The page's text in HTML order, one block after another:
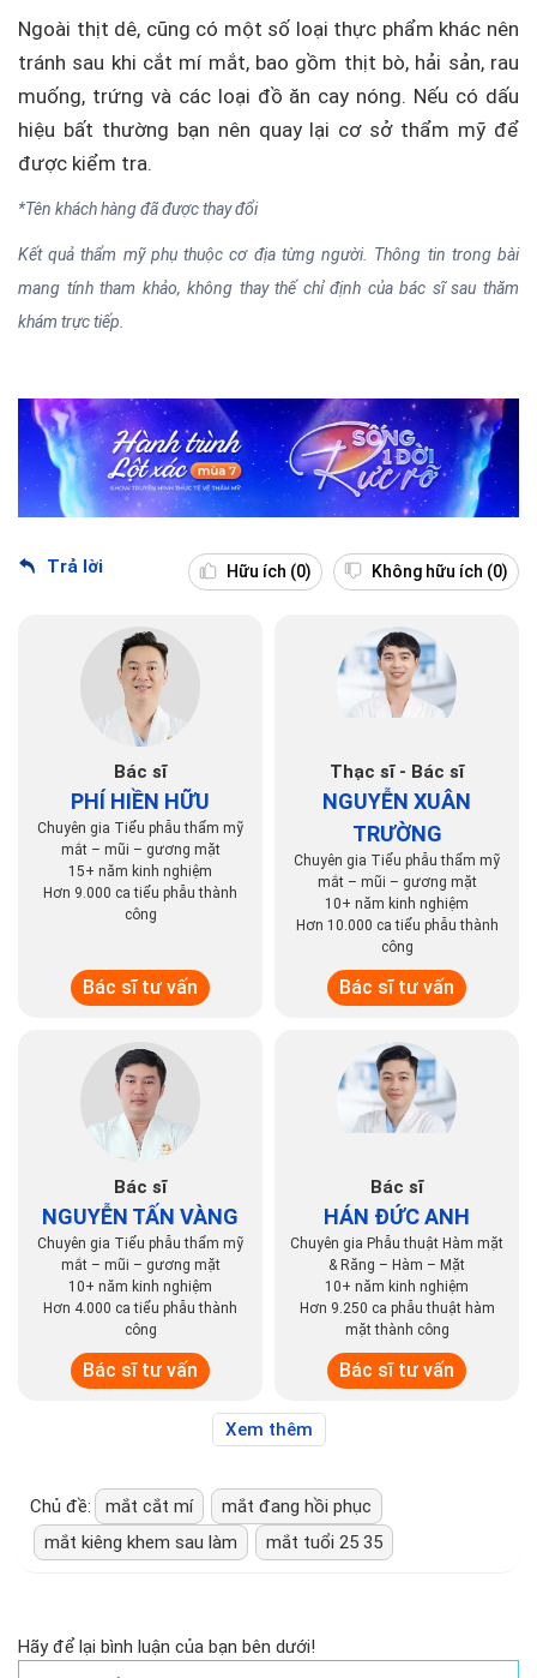
Ngoài thịt dê, cũng có một số loại thực phẩm khác nên
tránh sau khi cắt mí mắt, bao gồm thịt bò, hải sản, rau
muống, trứng và các loại đồ ăn cay nóng. Nếu có dấu
hiệu bất thường bạn nên quay lại cơ sở thẩm mỹ để
được kiểm tra.
*Tên khách hàng đã được thay đổi
Kết quả thẩm mỹ phụ thuộc cơ địa từng người. Thông tin trong bài
mang tính tham khảo, không thay thế chỉ định của bác sĩ sau thăm
khám trực tiếp.
Trả lời Hữu ích (0) Không hữu ích (0)
Bác sĩ
PHÍ HIỀN HỮU
Chuyên gia Tiểu phẫu thẩm mỹ
mắt – mũi – gương mặt
15+ năm kinh nghiệm
Hơn 9.000 ca tiểu phẫu thành
công
Bác sĩ tư vấn
Thạc sĩ - Bác sĩ
NGUYỄN XUÂN
TRƯỜNG
Chuyên gia Tiểu phẫu thẩm mỹ
mắt – mũi – gương mặt
10+ năm kinh nghiệm
Hơn 10.000 ca tiểu phẫu thành
công
Bác sĩ tư vấn
Bác sĩ
NGUYỄN TẤN VÀNG
Chuyên gia Tiểu phẫu thẩm mỹ
mắt – mũi – gương mặt
10+ năm kinh nghiệm
Hơn 4.000 ca tiểu phẫu thành
công
Bác sĩ tư vấn
Bác sĩ
HÁN ĐỨC ANH
Chuyên gia Phẫu thuật Hàm mặt
& Răng – Hàm – Mặt
10+ năm kinh nghiệm
Hơn 9.250 ca phẫu thuật hàm
mặt thành công
Bác sĩ tư vấn
Xem thêm
Chủ đề: mắt cắt mí
mắt đang hồi phục
mắt kiêng khem sau làm
mắt tuổi 25 35
Hãy để lại bình luận của bạn bên dưới!